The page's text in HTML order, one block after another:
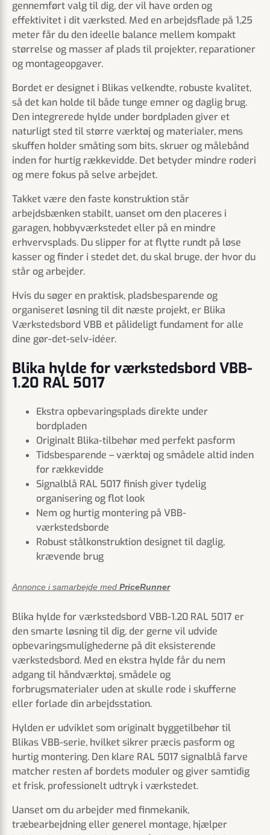
gennemført valg til dig, der vil have orden og
effektivitet i dit værksted. Med en arbejdsflade på 1,25
meter får du den ideelle balance mellem kompakt
størrelse og masser af plads til projekter, reparationer
og montageopgaver.
Bordet er designet i Blikas velkendte, robuste kvalitet,
så det kan holde til både tunge emner og daglig brug.
Den integrerede hylde under bordpladen giver et
naturligt sted til større værktøj og materialer, mens
skuffen holder småting som bits, skruer og målebånd
inden for hurtig rækkevidde. Det betyder mindre roderi
og mere fokus på selve arbejdet.
Takket være den faste konstruktion står
arbejdsbænken stabilt, uanset om den placeres i
garagen, hobbyværkstedet eller på en mindre
erhvervsplads. Du slipper for at flytte rundt på løse
kasser og finder i stedet det, du skal bruge, der hvor du
står og arbejder.
Hvis du søger en praktisk, pladsbesparende og
organiseret løsning til dit næste projekt, er Blika
Værkstedsbord VBB et pålideligt fundament for alle
dine gør-det-selv-idéer.
Blika hylde for værkstedsbord VBB-
1.20 RAL 5017
Ekstra opbevaringsplads direkte under
bordpladen
Originalt Blika-tilbehør med perfekt pasform
Tidsbesparende – værktøj og smådele altid inden
for rækkevidde
Signalblå RAL 5017 finish giver tydelig
organisering og flot look
Nem og hurtig montering på VBB-
værkstedsborde
Robust stålkonstruktion designet til daglig,
krævende brug
Annonce i samarbejde med PriceRunner
Blika hylde for værkstedsbord VBB-1.20 RAL 5017 er
den smarte løsning til dig, der gerne vil udvide
opbevaringsmulighederne på dit eksisterende
værkstedsbord. Med en ekstra hylde får du nem
adgang til håndværktøj, smådele og
forbrugsmaterialer uden at skulle rode i skufferne
eller forlade din arbejdsstation.
Hylden er udviklet som originalt byggetilbehør til
Blikas VBB-serie, hvilket sikrer præcis pasform og
hurtig montering. Den klare RAL 5017 signalblå farve
matcher resten af bordets moduler og giver samtidig
et frisk, professionelt udtryk i værkstedet.
Uanset om du arbejder med finmekanik,
træbearbejdning eller generel montage, hjælper